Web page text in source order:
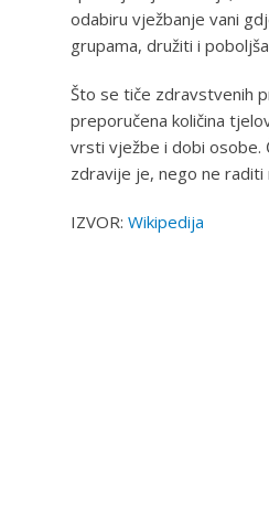
odabiru vježbanje vani
grupama, družiti i
Što se tiče zdravstvenih
preporučena količina
vrsti vježbe i dobi osobe.
zdravije je, nego ne raditi
IZVOR: Wikipedija